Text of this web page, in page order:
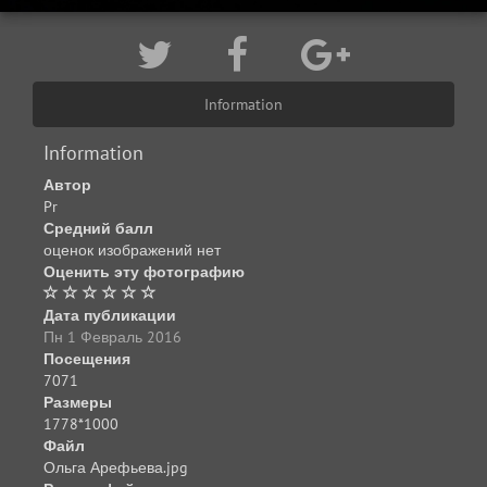
Information
Information
Автор
Pr
Средний балл
оценок изображений нет
Оценить эту фотографию
Дата публикации
Пн 1 Февраль 2016
Посещения
7071
Размеры
1778*1000
Файл
Ольга Арефьева.jpg